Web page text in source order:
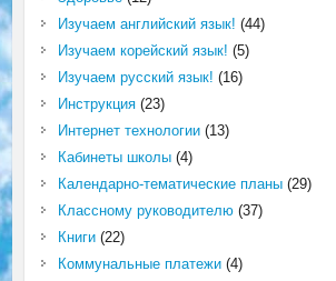
Изучаем английский язык! (44)
Изучаем корейский язык! (5)
Изучаем русский язык! (16)
Инструкция(23)
Интернет технологии(13)
Кабинеты школы(4)
Календарно-тематические планы(29)
Классному руководителю(37)
Книги(22)
Коммунальные платежи(4)